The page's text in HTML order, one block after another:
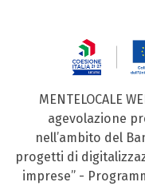
MENTELOCALE
agevolazione
nell’ambito del
progetti di
imprese” -